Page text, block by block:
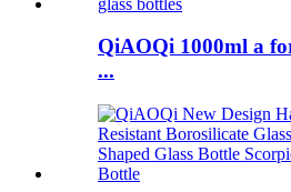
QiAOQi 1000ml a
...